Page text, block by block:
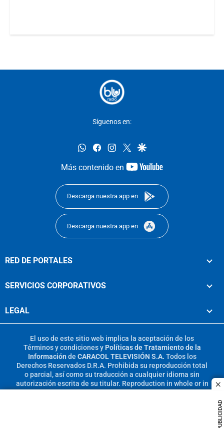
PUBLICIDAD
Síguenos en:
whatsappfacebookinstagram
twittergoogle
Más contenido en
youtube-
Descarga nuestra app en
Descarga nuestra app en
RED DE PORTALES
SERVICIOS CORPORATIVOS
LEGAL
El uso de este sitio web implica la aceptación de los
Términos y condicionesy Políticas de Tratamiento de la
Información de CARACOL TELEVISIÓN S.A. Todos los
Derechos Reservados D.R.A. Prohibida su reproducción total
o parcial, así como su traducción a cualquier idioma sin
autorización escrita de su titular. Reproduction in whole or in